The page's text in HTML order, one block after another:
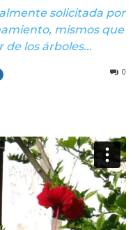
solicitada por
mismos que
los árboles...
0